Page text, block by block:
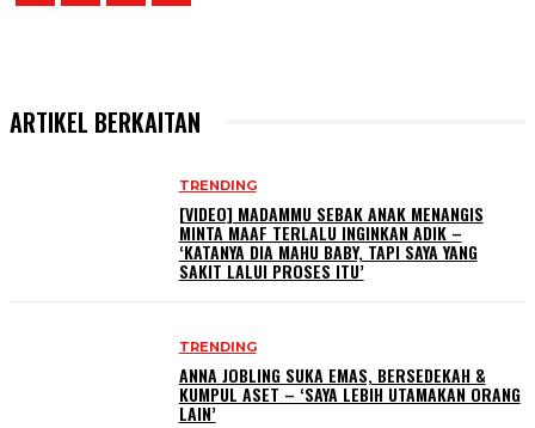
ARTIKEL BERKAITAN
TRENDING
[VIDEO] MADAMMU SEBAK ANAK MENANGIS
MINTA MAAF TERLALU INGINKAN ADIK –
‘KATANYA DIA MAHU BABY, TAPI SAYA YANG
SAKIT LALUI PROSES ITU’
TRENDING
ANNA JOBLING SUKA EMAS, BERSEDEKAH &
KUMPUL ASET – ‘SAYA LEBIH UTAMAKAN ORANG
LAIN’